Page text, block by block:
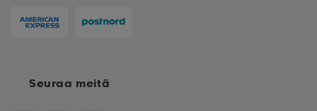
Seuraa meitä